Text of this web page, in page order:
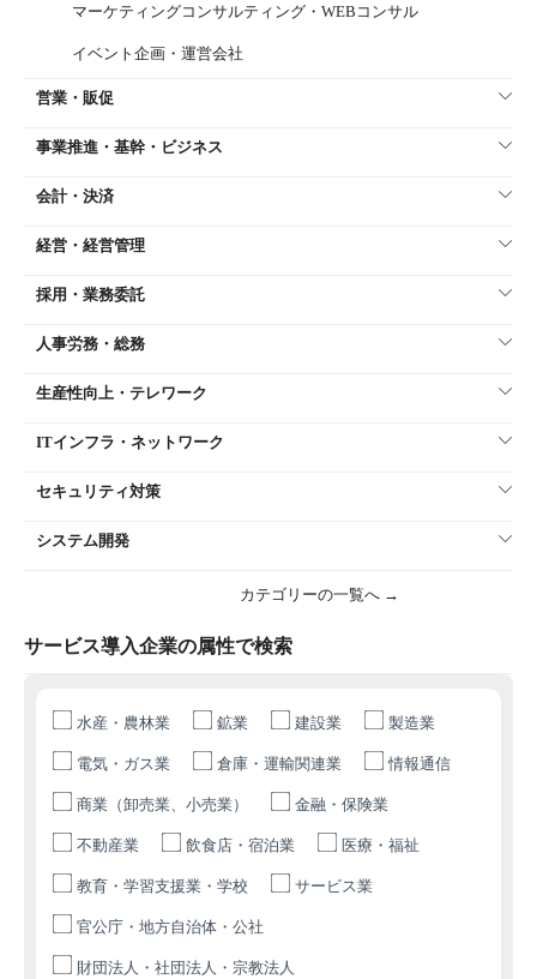
マーケティングコンサルティング・WEBコンサル
イベント企画・運営会社
営業・販促
事業推進・基幹・ビジネス
会計・決済
経営・経営管理
採用・業務委託
人事労務・総務
生産性向上・テレワーク
ITインフラ・ネットワーク
セキュリティ対策
システム開発
カテゴリーの一覧へ →
サービス導入企業の属性で検索
水産・農林業 鉱業 建設業 製造業
電気・ガス業 倉庫・運輸関連業 情報通信
商業（卸売業、小売業） 金融・保険業
不動産業 飲食店・宿泊業 医療・福祉
教育・学習支援業・学校 サービス業
官公庁・地方自治体・公社
財団法人・社団法人・宗教法人